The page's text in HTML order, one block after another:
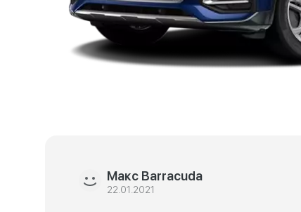
Макс Barracuda
22.01.2021